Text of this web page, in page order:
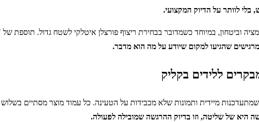
בלי לוותר על הדיוק המקצועי.
וביטחון, במיוחד כשמדובר בבחירת ריצוף פורצלן איטלקי לשטח גדול. תוספת של
שהגיעו למקום שיודע על מה הוא מדבר.
ללידים בקליק
מיידית ותמונות שלא מכבידות על הטעינה. כל עמוד מוצר מסתיים
היא של שליטה, וזו בדיוק ההרגשה שמובילה לפעולה.